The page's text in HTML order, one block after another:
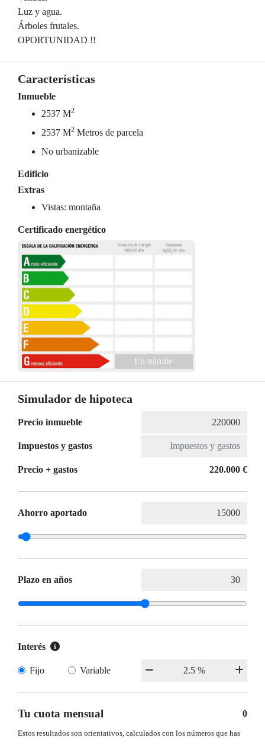
Luz y agua.
Árboles frutales.
OPORTUNIDAD !!
Características
Inmueble
2537 M2
2537 M2 Metros de parcela
No urbanizable
Edificio
Extras
Vistas: montaña
Certificado energético
En trámite
Simulador de hipoteca
Precio inmueble
Impuestos y gastos
Precio + gastos 220.000 €
Ahorro aportado
Plazo en años
Interés
Fijo Variable
Tu cuota mensual 0
Estos resultados son orientativos, calculados con los números que has